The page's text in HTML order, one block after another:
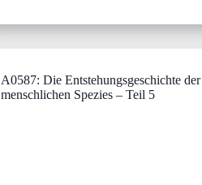
A0587: Die Entstehungsgeschichte der
menschlichen Spezies – Teil 5